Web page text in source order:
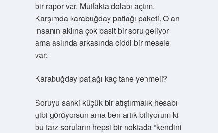
bir rapor var. Mutfakta dolabı açtım.
Karşımda karabuğday patlağı paketi. O an
insanın aklına çok basit bir soru geliyor
ama aslında arkasında ciddi bir mesele
var:
Karabuğday patlağı kaç tane yenmeli?
Soruyu sanki küçük bir atıştırmalık hesabı
gibi görüyorsun ama ben artık biliyorum ki
bu tarz soruların hepsi bir noktada “kendini